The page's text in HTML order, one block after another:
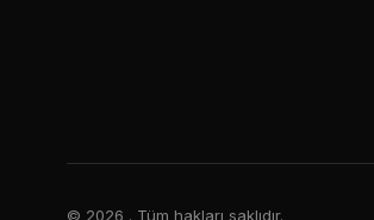
© 2026 . Tüm hakları saklıdır.